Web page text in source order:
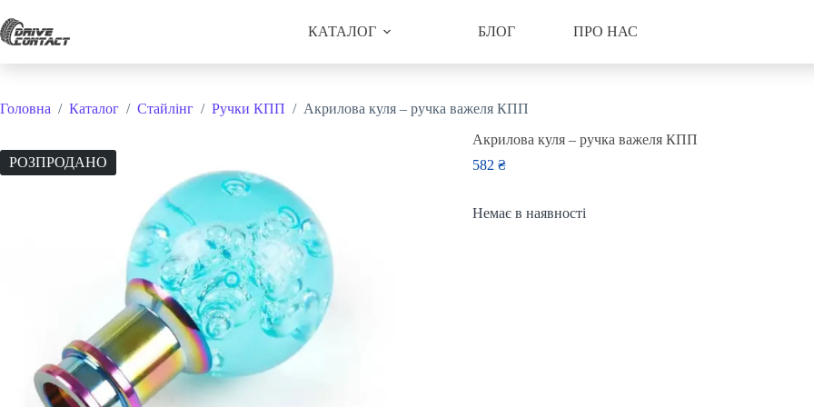
до
вмісту
КАТАЛОГ БЛОГ ПРО НАС
Головна / Каталог / Стайлінг / Ручки КПП / Акрилова куля – ручка важеля КПП
РОЗПРОДАНО
Акрилова куля – ручка важеля КПП
582 ₴
Немає в наявності